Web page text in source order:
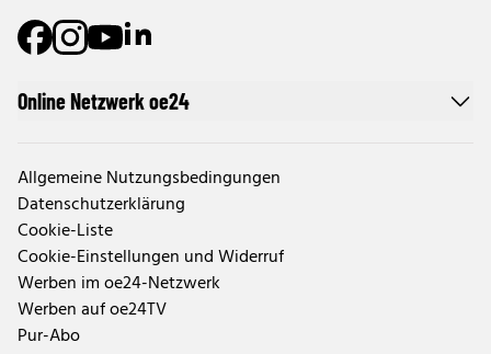
Online Netzwerk oe24
Allgemeine Nutzungsbedingungen
Datenschutzerklärung
Cookie-Liste
Cookie-Einstellungen und Widerruf
Werben im oe24-Netzwerk
Werben auf oe24TV
Pur-Abo